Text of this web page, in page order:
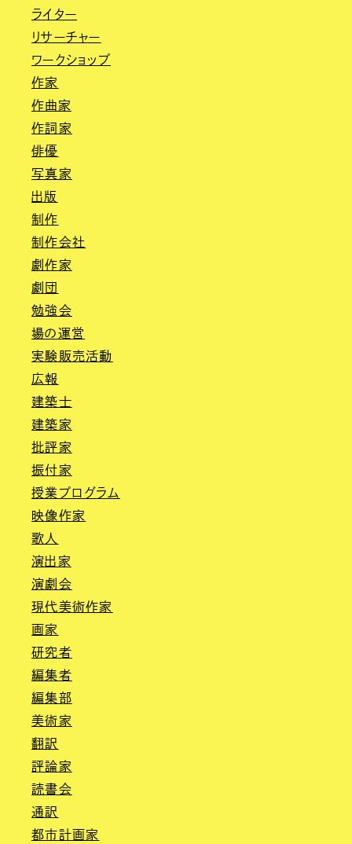
ライター
リサーチャー
ワークショップ
作家
作曲家
作詞家
俳優
写真家
出版
制作
制作会社
劇作家
劇団
勉強会
場の運営
実験販売活動
広報
建築士
建築家
批評家
振付家
授業プログラム
映像作家
歌人
演出家
演劇会
現代美術作家
画家
研究者
編集者
編集部
美術家
翻訳
評論家
読書会
通訳
都市計画家